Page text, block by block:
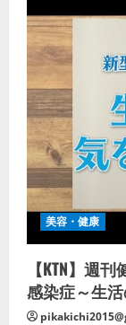
美容・健康
【KTN】週
感染症～生